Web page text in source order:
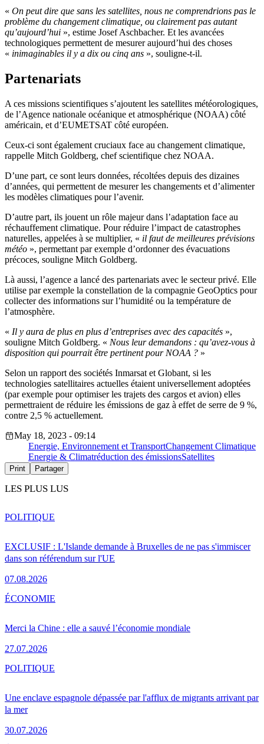
« On peut dire que sans les satellites, nous ne comprendrions pas le
problème du changement climatique, ou clairement pas autant
qu’aujourd’hui », estime Josef Aschbacher. Et les avancées
technologiques permettent de mesurer aujourd’hui des choses
« inimaginables il y a dix ou cinq ans », souligne-t-il.
Partenariats
A ces missions scientifiques s’ajoutent les satellites météorologiques,
de l’Agence nationale océanique et atmosphérique (NOAA) côté
américain, et d’EUMETSAT côté européen.
Ceux-ci sont également cruciaux face au changement climatique,
rappelle Mitch Goldberg, chef scientifique chez NOAA.
D’une part, ce sont leurs données, récoltées depuis des dizaines
d’années, qui permettent de mesurer les changements et d’alimenter
les modèles climatiques pour l’avenir.
D’autre part, ils jouent un rôle majeur dans l’adaptation face au
réchauffement climatique. Pour réduire l’impact de catastrophes
naturelles, appelées à se multiplier, « il faut de meilleures prévisions
météo », permettant par exemple d’ordonner des évacuations
précoces, souligne Mitch Goldberg.
Là aussi, l’agence a lancé des partenariats avec le secteur privé. Elle
utilise par exemple la constellation de la compagnie GeoOptics pour
collecter des informations sur l’humidité ou la température de
l’atmosphère.
« Il y aura de plus en plus d’entreprises avec des capacités »,
souligne Mitch Goldberg. « Nous leur demandons : qu’avez-vous à
disposition qui pourrait être pertinent pour NOAA ? »
Selon un rapport des sociétés Inmarsat et Globant, si les
technologies satellitaires actuelles étaient universellement adoptées
(par exemple pour optimiser les trajets des cargos et avion) elles
permettraient de réduire les émissions de gaz à effet de serre de 9 %,
contre 2,5 % actuellement.
May 18, 2023 - 09:14
Energie, Environnement et TransportChangement Climatique
Energie & Climatréduction des émissionsSatellites
Print Partager
LES PLUS LUS
EXCLUSIF : L'Islande demande à Bruxelles de ne pas s'immiscer
dans son référendum sur l'UE
07.08.2026
POLITIQUE
Merci la Chine : elle a sauvé l’économie mondiale
27.07.2026
ÉCONOMIE
Une enclave espagnole dépassée par l'afflux de migrants arrivant par
la mer
30.07.2026
POLITIQUE